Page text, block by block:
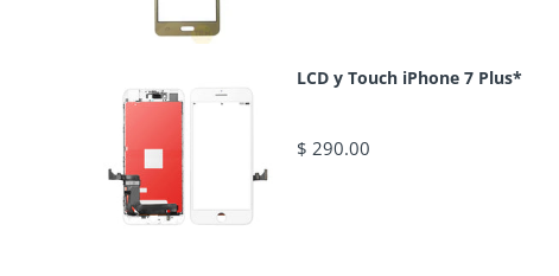
LCD y Touch iPhone 7 Plus*
$ 290.00